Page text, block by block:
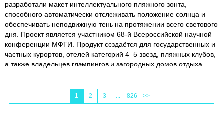
разработали макет интеллектуального пляжного зонта,
способного автоматически отслеживать положение солнца и
обеспечивать неподвижную тень на протяжении всего светового
дня. Проект является участником 68-й Всероссийской научной
конференции МФТИ. Продукт создаётся для государственных и
частных курортов, отелей категорий 4–5 звезд, пляжных клубов,
а также владельцев глэмпингов и загородных домов отдыха.
1 2 3 ... 826 >>